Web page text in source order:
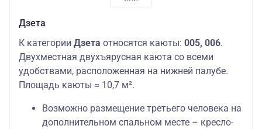
Дзета
К категории Дзета относятся каюты: 005, 006.
Двухместная двухъярусная каюта со всеми
удобствами, расположенная на нижней палубе.
Площадь каюты ≈ 10,7 м².
Возможно размещение третьего человека на
дополнительном спальном месте – кресло-